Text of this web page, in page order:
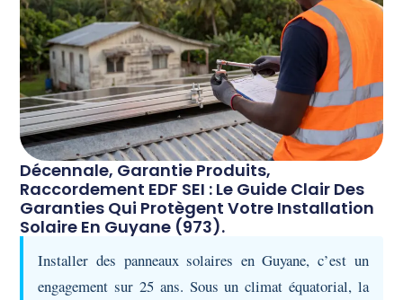
Décennale, Garantie Produits,
Raccordement EDF SEI : Le Guide Clair Des
Garanties Qui Protègent Votre Installation
Solaire En Guyane (973).
Installer des panneaux solaires en Guyane, c’est un
engagement sur 25 ans. Sous un climat équatorial, la